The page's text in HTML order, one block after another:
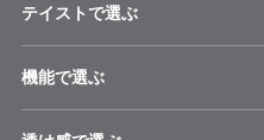
テイストで選ぶ
機能で選ぶ